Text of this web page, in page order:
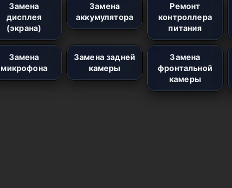
Замена
дисплея
(экрана)
Замена
аккумулятора
Ремонт
контроллера
питания
Замена
микрофона
Замена задней
камеры
Замена
фронтальной
камеры